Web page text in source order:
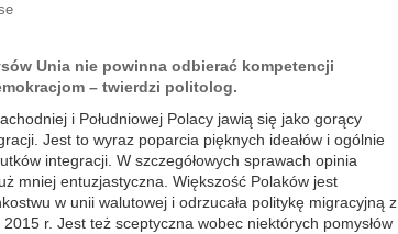
Unia nie powinna odbierać kompetencji
– twierdzi politolog.
i Południowej Polacy jawią się jako gorący
Jest to wyraz poparcia pięknych ideałów i ogólnie
integracji. W szczegółowych sprawach opinia
mniej entuzjastyczna. Większość Polaków jest
w unii walutowej i odrzucała politykę migracyjną z
r. Jest też sceptyczna wobec niektórych pomysłów